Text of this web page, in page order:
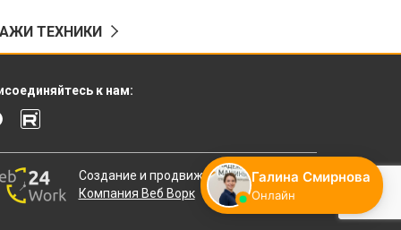
ТЕХНИКИ
к нам:
Создание и продвижение сайтов
Компания Веб Ворк